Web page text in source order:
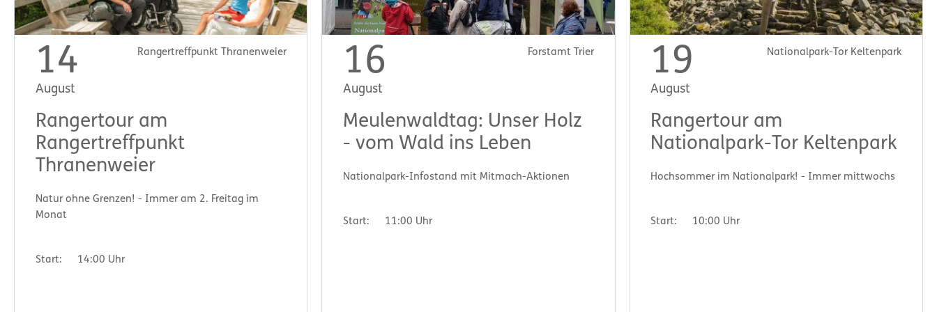
14
August
Rangertreffpunkt Thranenweier
Rangertour am
Rangertreffpunkt
Thranenweier
Natur ohne Grenzen! - Immer am 2. Freitag im
Monat
Start: 14:00 Uhr
16
August
Forstamt Trier
Meulenwaldtag: Unser Holz
- vom Wald ins Leben
Nationalpark-Infostand mit Mitmach-Aktionen
Start: 11:00 Uhr
19
August
Nationalpark-Tor Keltenpark
Rangertour am
Nationalpark-Tor Keltenpark
Hochsommer im Nationalpark! - Immer mittwochs
Start: 10:00 Uhr